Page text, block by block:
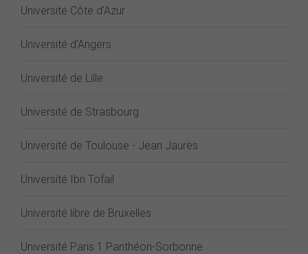
Université Côte d'Azur
Université d'Angers
Université de Lille
Université de Strasbourg
Université de Toulouse - Jean Jaurès
Université Ibn Tofail
Université libre de Bruxelles
Université Paris 1 Panthéon-Sorbonne